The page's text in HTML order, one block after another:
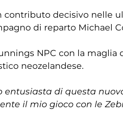
decisivo nelle
di reparto Michael
NPC con la
neozelandese.
entusiasta di questa
il mio gioco con le